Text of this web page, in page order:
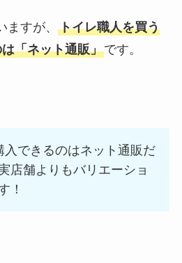
すが、 トイレ職人を買う
「ネット通販」です。
入できるのはネット通販だ
店舗よりもバリエーショ
！